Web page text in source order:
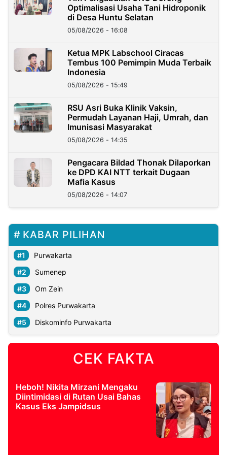
Optimalisasi Usaha Tani Hidroponik
di Desa Huntu Selatan
05/08/2026 - 16:08
Ketua MPK Labschool Ciracas
Tembus 100 Pemimpin Muda Terbaik
Indonesia
05/08/2026 - 15:49
RSU Asri Buka Klinik Vaksin,
Permudah Layanan Haji, Umrah, dan
Imunisasi Masyarakat
05/08/2026 - 14:35
Pengacara Bildad Thonak Dilaporkan
ke DPD KAI NTT terkait Dugaan
Mafia Kasus
05/08/2026 - 14:07
KABAR PILIHAN
Purwakarta
Sumenep
Om Zein
Polres Purwakarta
Diskominfo Purwakarta
CEK FAKTA
Heboh! Nikita Mirzani Mengaku
Diintimidasi di Rutan Usai Bahas
Kasus Eks Jampidsus